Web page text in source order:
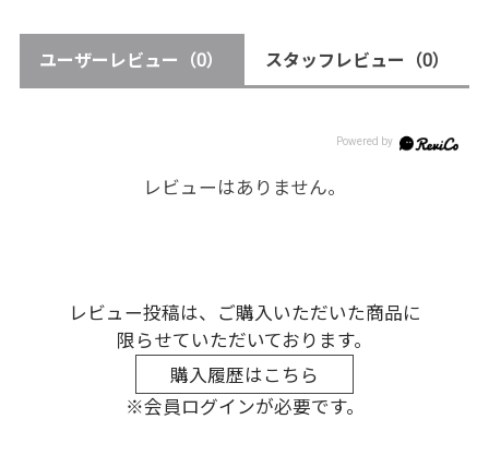
ユーザーレビュー （0） スタッフレビュー （0）
レビューはありません。
レビュー投稿は、ご購入いただいた商品に
限らせていただいております。
購入履歴はこちら
※会員ログインが必要です。